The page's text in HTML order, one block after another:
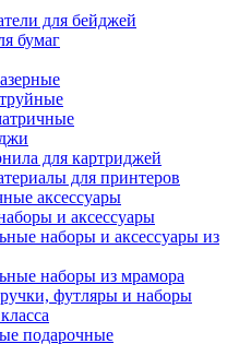
для бейджей
бумаг
для картриджей
для принтеров
аксессуары
и аксессуары
наборы и аксессуары из
наборы из мрамора
футляры и наборы
подарочные